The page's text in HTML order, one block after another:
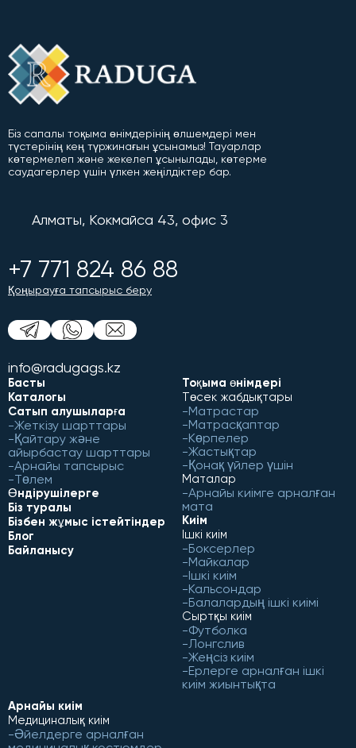
Біз сапалы тоқыма өнімдерінің өлшемдері мен
түстерінің кең түржинағын ұсынамыз! Тауарлар
көтермелеп және жекелеп ұсынылады, көтерме
саудагерлер үшін үлкен жеңілдіктер бар.
Алматы, Кокмайса 43, офис 3
+7 771 824 86 88
Қоңырауға тапсырыс беру
info@radugags.kz
Басты
Каталогы
Сатып алушыларға
Жеткізу шарттары
Қайтару және
айырбастау шарттары
Арнайы тапсырыс
Төлем
Өндірушілерге
Біз туралы
Бізбен жұмыс істейтіндер
Блог
Байланысу
Тоқыма өнімдері
Төсек жабдықтары
Матрастар
Матрасқаптар
Көрпелер
Жастықтар
Қонақ үйлер үшін
Маталар
Арнайы киімге арналған
мата
Киім
Ішкі киім
Боксерлер
Майкалар
Ішкі киім
Кальсондар
Балалардың ішкі киімі
Сыртқы киім
Футболка
Лонгслив
Жеңсіз киім
Ерлерге арналған ішкі
киім жиынтықта
Арнайы киім
Медициналық киім
Әйелдерге арналған